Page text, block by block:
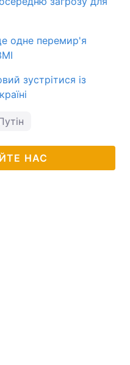
одне перемир'я
зустрітися із
НАС